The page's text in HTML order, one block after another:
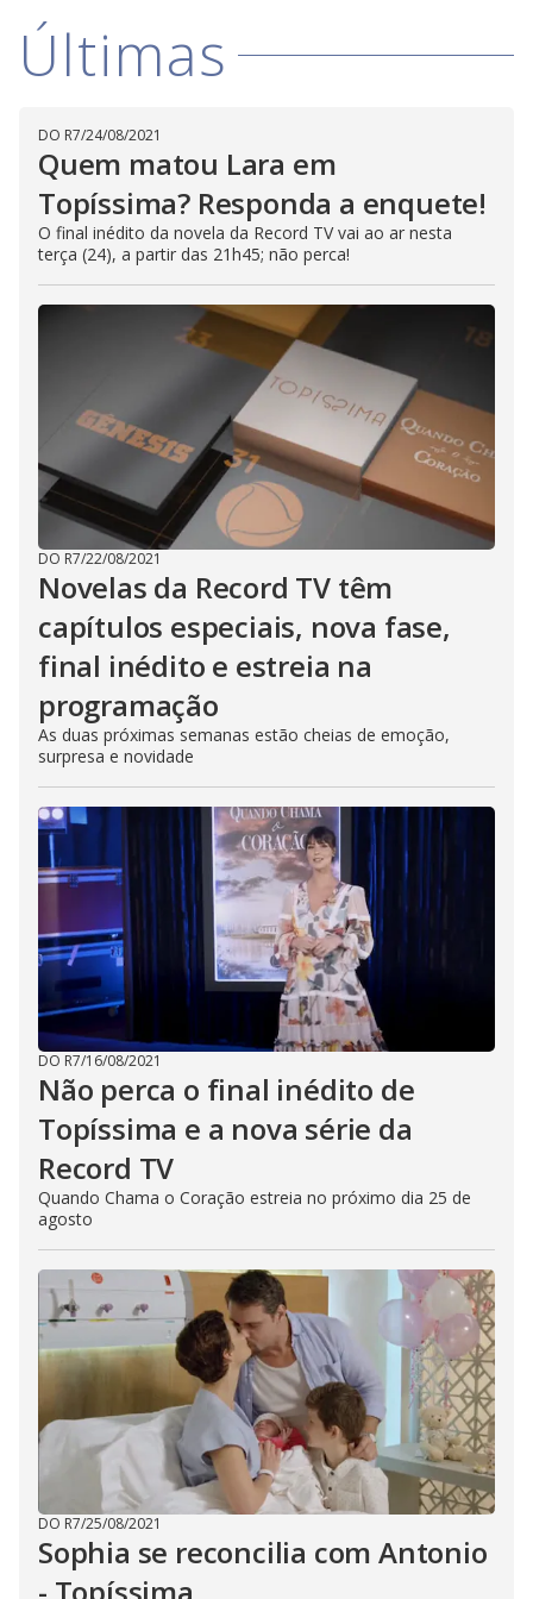
i
d
e
o
Últimas
DO R7/24/08/2021
Quem matou Lara em
Topíssima? Responda a enquete!
O final inédito da novela da Record TV vai ao ar nesta
terça (24), a partir das 21h45; não perca!
DO R7/22/08/2021
Novelas da Record TV têm
capítulos especiais, nova fase,
final inédito e estreia na
programação
As duas próximas semanas estão cheias de emoção,
surpresa e novidade
DO R7/16/08/2021
Não perca o final inédito de
Topíssima e a nova série da
Record TV
Quando Chama o Coração estreia no próximo dia 25 de
agosto
DO R7/25/08/2021
Sophia se reconcilia com Antonio